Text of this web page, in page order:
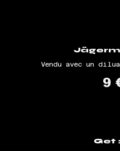
Vendu avec un
9
Get